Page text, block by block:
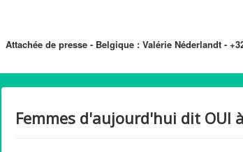
Attachée de presse - Belgique : Valérie Néderlandt -
Femmes d'aujourd'hui dit OUI